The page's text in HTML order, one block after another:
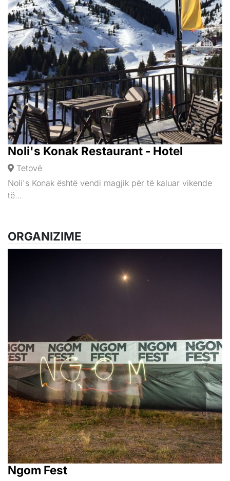
Noli's Konak Restaurant - Hotel
Tetovë
Noli's Konak është vendi magjik për të kaluar vikende
të…
ORGANIZIME
Ngom Fest